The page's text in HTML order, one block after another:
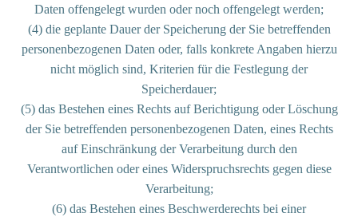
Daten offengelegt wurden oder noch offengelegt werden;
(4) die geplante Dauer der Speicherung der Sie betreffenden
personenbezogenen Daten oder, falls konkrete Angaben hierzu
nicht möglich sind, Kriterien für die Festlegung der
Speicherdauer;
(5) das Bestehen eines Rechts auf Berichtigung oder Löschung
der Sie betreffenden personenbezogenen Daten, eines Rechts
auf Einschränkung der Verarbeitung durch den
Verantwortlichen oder eines Widerspruchsrechts gegen diese
Verarbeitung;
(6) das Bestehen eines Beschwerderechts bei einer